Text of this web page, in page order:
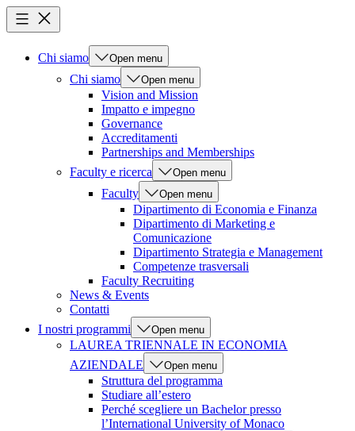
Chi siamo Open menu
Chi siamo Open menu
Vision and Mission
Impatto e impegno
Governance
Accreditamenti
Partnerships and Memberships
Faculty e ricerca
Open menu
Faculty Open menu
Dipartimento di Economia e Finanza
Dipartimento di Marketing e
Comunicazione
Dipartimento Strategia e Management
Competenze trasversali
Faculty Recruiting
News & Events
Contatti
I nostri programmi
Open menu
LAUREA TRIENNALE IN ECONOMIA
AZIENDALE
Open menu
Struttura del programma
Studiare all’estero
Perché scegliere un Bachelor presso
l’International University of Monaco